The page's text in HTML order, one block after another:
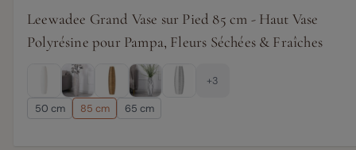
Leewadee Grand Vase sur Pied 85 cm - Haut Vase
Polyrésine pour Pampa, Fleurs Séchées & Fraîches
+3
50 cm 85 cm 65 cm